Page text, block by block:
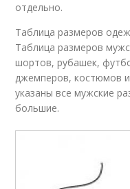
отдельно.
Таблица размеров
Таблица размеров
шортов, рубашек,
джемперов, костюмов
указаны все мужские
большие.